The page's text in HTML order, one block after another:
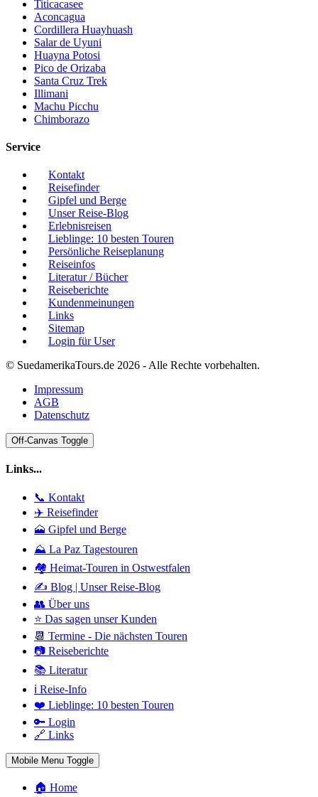
Titicacasee
Aconcagua
Cordillera Huayhuash
Salar de Uyuni
Huayna Potosi
Pico de Orizaba
Santa Cruz Trek
Illimani
Machu Picchu
Chimborazo
Service
Kontakt
Reisefinder
Gipfel und Berge
Unser Reise-Blog
Erlebnisreisen
Lieblinge: 10 besten Touren
Persönliche Reiseplanung
Reiseinfos
Literatur / Bücher
Reiseberichte
Kundenmeinungen
Links
Sitemap
Login für User
© SuedamerikaTours.de 2026 - Alle Rechte vorbehalten.
Impressum
AGB
Datenschutz
Off-Canvas Toggle
Links...
📞 Kontakt
✈️ Reisefinder
🗻 Gipfel und Berge
⛰️ La Paz Tagestouren
🏘️ Heimat-Touren in Ostwestfalen
✍️ Blog | Unser Reise-Blog
👥 Über uns
⭐ Das sagen unser Kunden
📆 Termine - Die nächsten Touren
📷 Reiseberichte
📚 Literatur
ℹ️ Reise-Info
❤️ Lieblinge: 10 besten Touren
🔑 Login
🔗 Links
Mobile Menu Toggle
🏠 Home